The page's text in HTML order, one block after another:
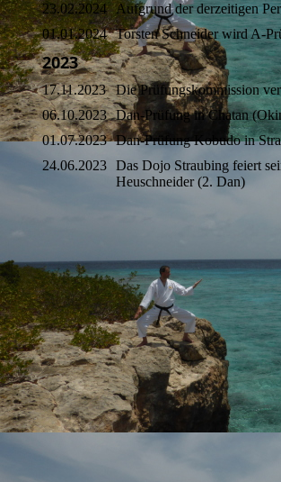
23.02.2024
Aufgrund der derzeitigen
01.01.2024 Torsten Schneider wird A-
2023
17.11.2023
Die Prüfungskommission
06.10.2023 Dan-Prüfung in Chatan
01.07.2023 Dan-Prüfung Kobudo in
24.06.2023 Das Dojo Straubing feiert
Heuschneider (2. Dan)